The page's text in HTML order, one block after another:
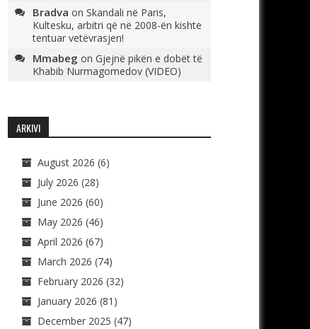
Bradva on Skandali në Paris,
Kultesku, arbitri që në 2008-ën kishte
tentuar vetëvrasjen!
Mmabeg on Gjejnë pikën e dobët të
Khabib Nurmagomedov (VIDEO)
ARKIVI
August 2026 (6)
July 2026 (28)
June 2026 (60)
May 2026 (46)
April 2026 (67)
March 2026 (74)
February 2026 (32)
January 2026 (81)
December 2025 (47)